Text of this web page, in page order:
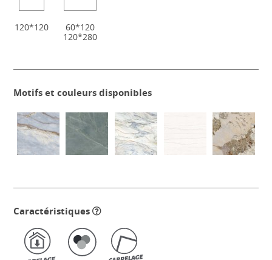
120*120
60*120
120*280
Motifs et couleurs disponibles
Caractéristiques